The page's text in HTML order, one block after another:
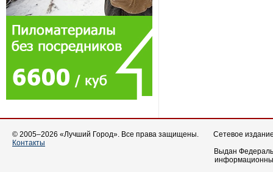
© 2005–2026 «Лучший Город». Все права защищены.
Контакты
Сетевое
Выдан